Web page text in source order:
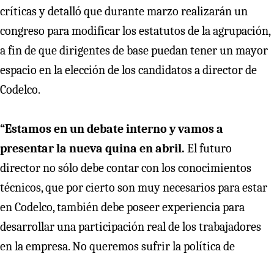
críticas y detalló que durante marzo realizarán un
congreso para modificar los estatutos de la agrupación,
a fin de que dirigentes de base puedan tener un mayor
espacio en la elección de los candidatos a director de
Codelco.
“Estamos en un debate interno y vamos a
presentar la nueva quina en abril. El futuro
director no sólo debe contar con los conocimientos
técnicos, que por cierto son muy necesarios para estar
en Codelco, también debe poseer experiencia para
desarrollar una participación real de los trabajadores
en la empresa. No queremos sufrir la política de